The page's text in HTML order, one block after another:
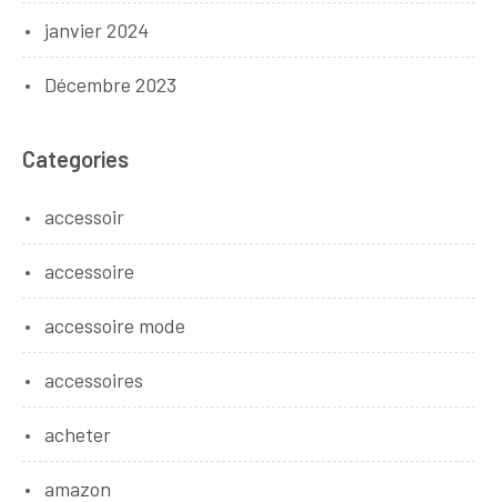
janvier 2024
Décembre 2023
Categories
accessoir
accessoire
accessoire mode
accessoires
acheter
amazon